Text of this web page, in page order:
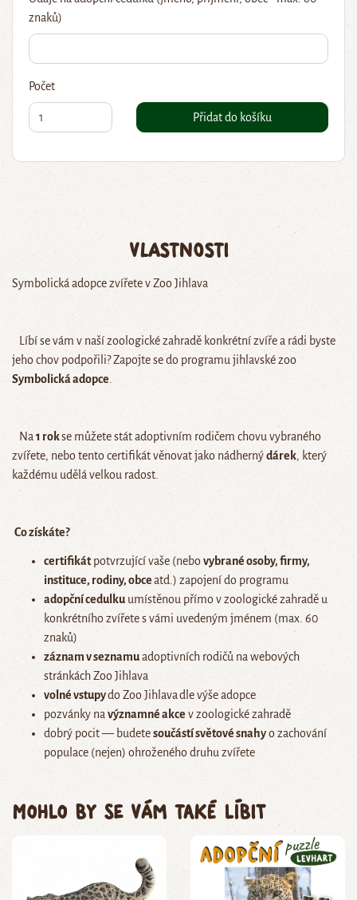
znaků)
Počet
Přidat do košíku
Vlastnosti
Symbolická adopce zvířete v Zoo Jihlava
Líbí se vám v naší zoologické zahradě konkrétní zvíře a rádi byste
jeho chov podpořili? Zapojte se do programu jihlavské zoo
Symbolická adopce
Na 1 rokse můžete stát adoptivním rodičem chovu vybraného
zvířete, nebo tento certifikát věnovat jako nádhernýdárek, který
každému udělá velkou radost.
Co získáte?
certifikátpotvrzující vaše (nebo vybrané osoby, firmy,
instituce, rodiny, obceatd.) zapojení do programu
adopční cedulku umístěnou přímo v zoologické zahradě u
konkrétního zvířete s vámi uvedeným jménem (max. 60
znaků)
záznam v seznamuadoptivních rodičů na webových
stránkách Zoo Jihlava
volné vstupydo Zoo Jihlavadle výše adopce
pozvánky na významné akce v zoologické zahradě
dobrý pocit — budetesoučástí světové snahyo zachování
populace (nejen) ohroženého druhu zvířete
Mohlo by se vám také líbit